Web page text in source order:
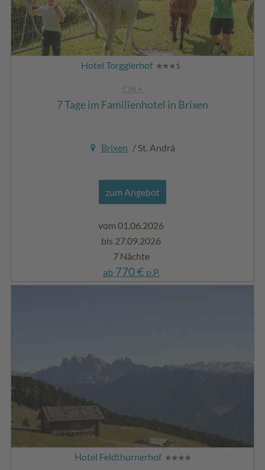
Hotel Torgglerhof
CIN +
7 Tage im Familienhotel in Brixen
Brixen / St. Andrä
zum Angebot
vom 01.06.2026
bis 27.09.2026
7 Nächte
ab770 € p.P.
Hotel Feldthurnerhof